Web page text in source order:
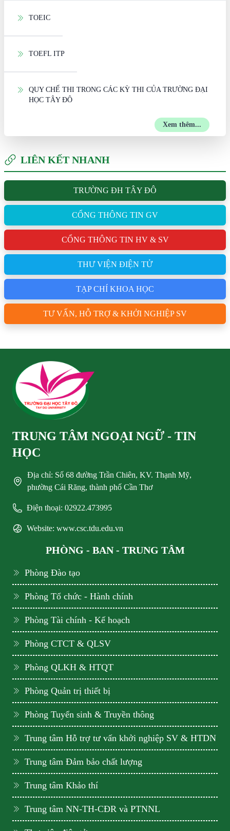
TOEIC
TOEFL ITP
QUY CHẾ THI TRONG CÁC KỲ THI CỦA TRƯỜNG ĐẠI
HỌC TÂY ĐÔ
Xem thêm...
LIÊN KẾT NHANH
TRƯỜNG ĐH TÂY ĐÔ
CỔNG THÔNG TIN GV
CỔNG THÔNG TIN HV & SV
THƯ VIỆN ĐIỆN TỬ
TẠP CHÍ KHOA HỌC
TƯ VẤN, HỖ TRỢ & KHỞI NGHIỆP SV
TRUNG TÂM NGOẠI NGỮ - TIN
HỌC
Địa chỉ: Số 68 đường Trần Chiên, KV. Thạnh Mỹ,
phường Cái Răng, thành phố Cần Thơ
Điện thoại: 02922.473995
Website: www.csc.tdu.edu.vn
PHÒNG - BAN - TRUNG TÂM
Phòng Đào tạo
Phòng Tổ chức - Hành chính
Phòng Tài chính - Kế hoạch
Phòng CTCT & QLSV
Phòng QLKH & HTQT
Phòng Quản trị thiết bị
Phòng Tuyển sinh & Truyền thông
Trung tâm Hỗ trợ tư vấn khởi nghiệp SV & HTDN
Trung tâm Đảm bảo chất lượng
Trung tâm Khảo thí
Trung tâm NN-TH-CĐR và PTNNL